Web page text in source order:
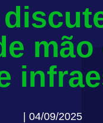
| 04/09/2025